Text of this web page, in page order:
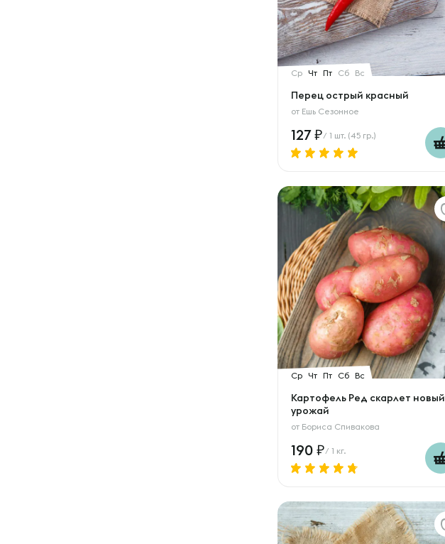
Ср Чт Пт Сб Вс
Перец острый красный
от Ешь Сезонное
127 / 1 шт. (45 гр.)
Ср Чт Пт Сб Вс
Картофель Ред скарлет новый
урожай
от Бориса Спивакова
190 / 1 кг.